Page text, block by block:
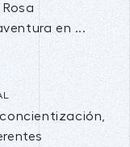
en ...